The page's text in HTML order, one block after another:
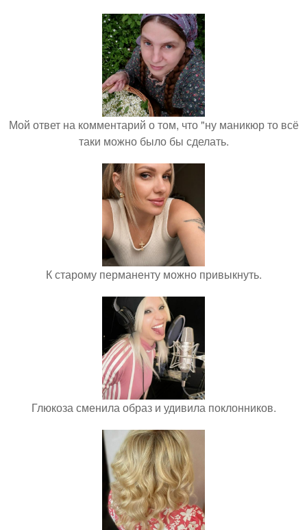
Мой ответ на комментарий о том, что "ну маникюр то всё
таки можно было бы сделать.
К старому перманенту можно привыкнуть.
Глюкоза сменила образ и удивила поклонников.